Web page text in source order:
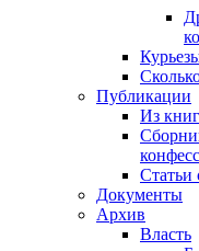
Публикации
Из
Статьи
Документы
Архив
Власть